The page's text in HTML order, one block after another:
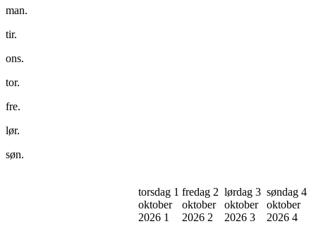
man.
tir.
ons.
tor.
fre.
lør.
søn.
torsdag 1
oktober
2026 1
fredag 2
oktober
2026 2
lørdag 3
oktober
2026 3
søndag 4
oktober
2026 4